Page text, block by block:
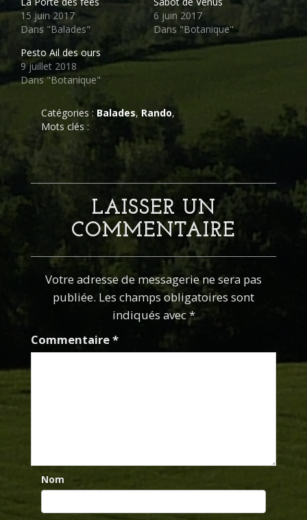
15 juin 2017
Dans "Balades"
6 juin 2017
Dans "Botanique"
Pesto Ail des ours
9 juillet 2018
Dans "Botanique"
Catégories : Balades, Rando,
Mots clés :
LAISSER UN
COMMENTAIRE
Votre adresse de messagerie ne sera pas
publiée. Les champs obligatoires sont
indiqués avec *
Commentaire*
Nom